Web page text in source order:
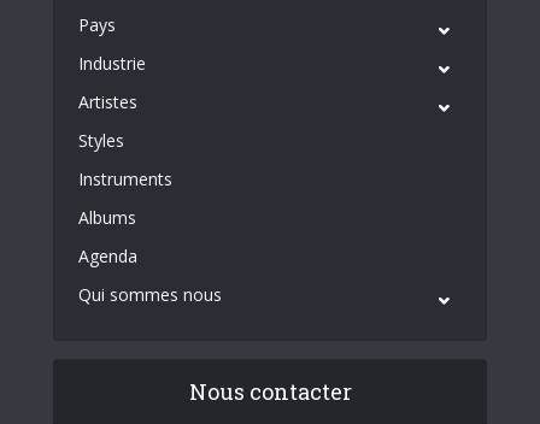
Pays
Industrie
Artistes
Styles
Instruments
Albums
Agenda
Qui sommes nous
Nous contacter